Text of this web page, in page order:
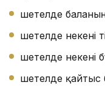
шетелде
шетелде некені
шетелде некені
шетелде қайтыс